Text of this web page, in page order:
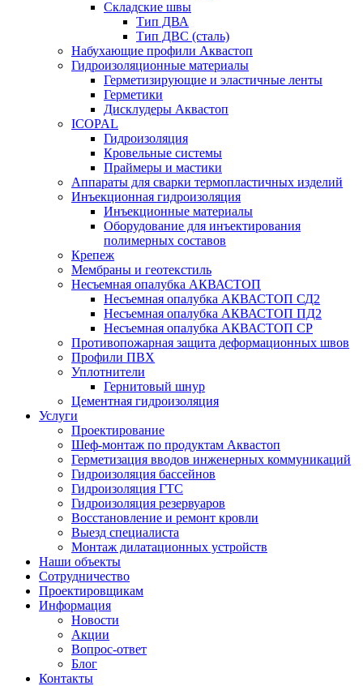
Складские швы
Тип ДВА
Тип ДВС (сталь)
Набухающие профили Аквастоп
Гидроизоляционные материалы
Герметизирующие и эластичные ленты
Герметики
Дисклудеры Аквастоп
ICOPAL
Гидроизоляция
Кровельные системы
Праймеры и мастики
Аппараты для сварки термопластичных изделий
Инъекционная гидроизоляция
Инъекционные материалы
Оборудование для инъектирования
полимерных составов
Крепеж
Мембраны и геотекстиль
Несъемная опалубка АКВАСТОП
Несъемная опалубка АКВАСТОП СД2
Несъемная опалубка АКВАСТОП ПД2
Несъемная опалубка АКВАСТОП СР
Противопожарная защита деформационных швов
Профили ПВХ
Уплотнители
Гернитовый шнур
Цементная гидроизоляция
Услуги
Проектирование
Шеф-монтаж по продуктам Аквастоп
Герметизация вводов инженерных коммуникаций
Гидроизоляция бассейнов
Гидроизоляция ГТС
Гидроизоляция резервуаров
Восстановление и ремонт кровли
Выезд специалиста
Монтаж дилатационных устройств
Наши объекты
Сотрудничество
Проектировщикам
Информация
Новости
Акции
Вопрос-ответ
Блог
Контакты